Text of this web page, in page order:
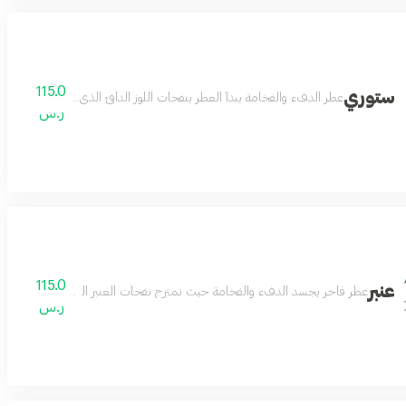
ستوريعطر الدفء والفخامة يبدأ العطر بنفحات اللوز الدافئ الذي يضفي لمسة
115.0
ر.س
عنبرعطر فاخر يجسد الدفء والفخامة حيث تمتزج نفحات العنبر الغنية يمنح
115.0
ر.س